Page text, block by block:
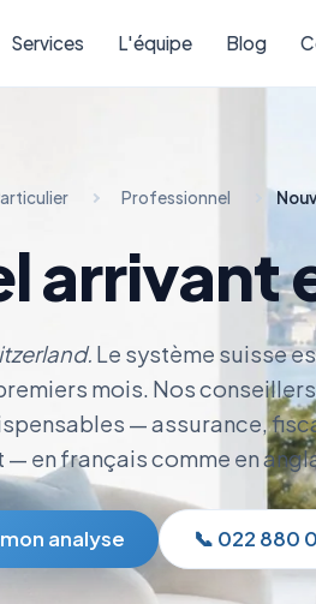
Services L'équipe Blog
Professionnel
Le système suisse
mois. Nos
— assurance,
— en français comme en
analyse 📞 022 880